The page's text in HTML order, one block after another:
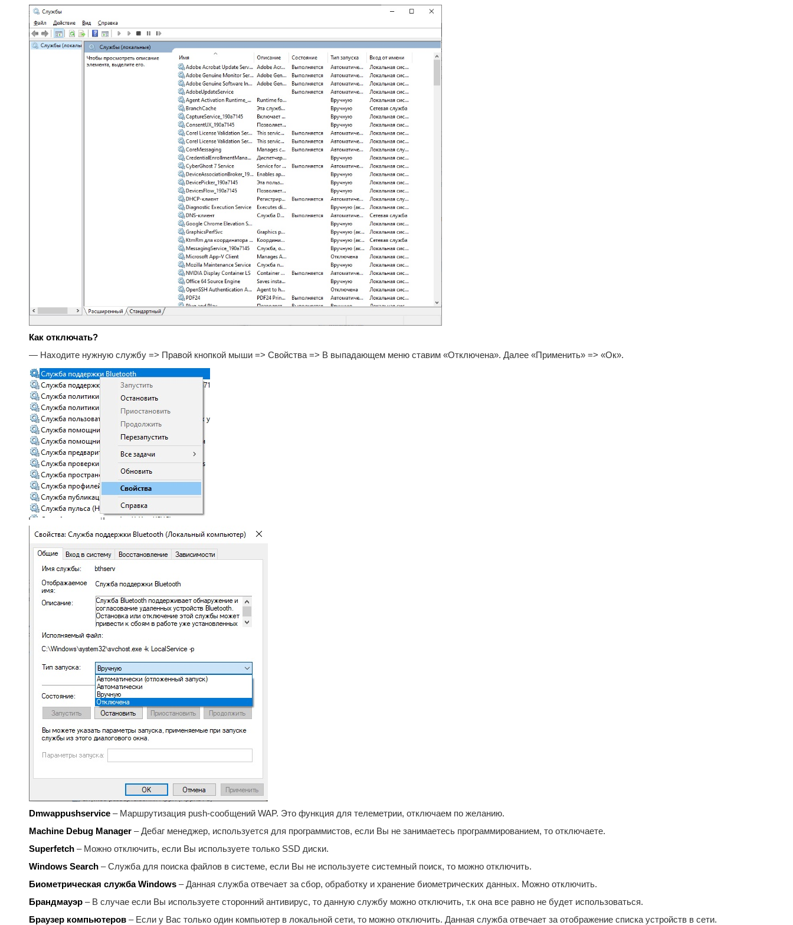
Как отключать?
— Находите нужную службу => Правой кнопкой мыши => Свойства => В выпадающем меню ставим «Отключена». Далее «Применить» => «Ок».
Dmwappushservice– Маршрутизация push-сообщений WAP. Это функция для телеметрии, отключаем по желанию.
Machine Debug Manager– Дебаг менеджер, используется для программистов, если Вы не занимаетесь программированием, то отключаете.
Superfetch– Можно отключить, если Вы используете только SSD диски.
Windows Search– Служба для поиска файлов в системе, если Вы не используете системный поиск, то можно отключить.
Биометрическая служба Windows– Данная служба отвечает за сбор, обработку и хранение биометрических данных. Можно отключить.
Брандмауэр– В случае если Вы используете сторонний антивирус, то данную службу можно отключить, т.к она все равно не будет использоваться.
Браузер компьютеров– Если у Вас только один компьютер в локальной сети, то можно отключить. Данная служба отвечает за отображение списка устройств в сети.